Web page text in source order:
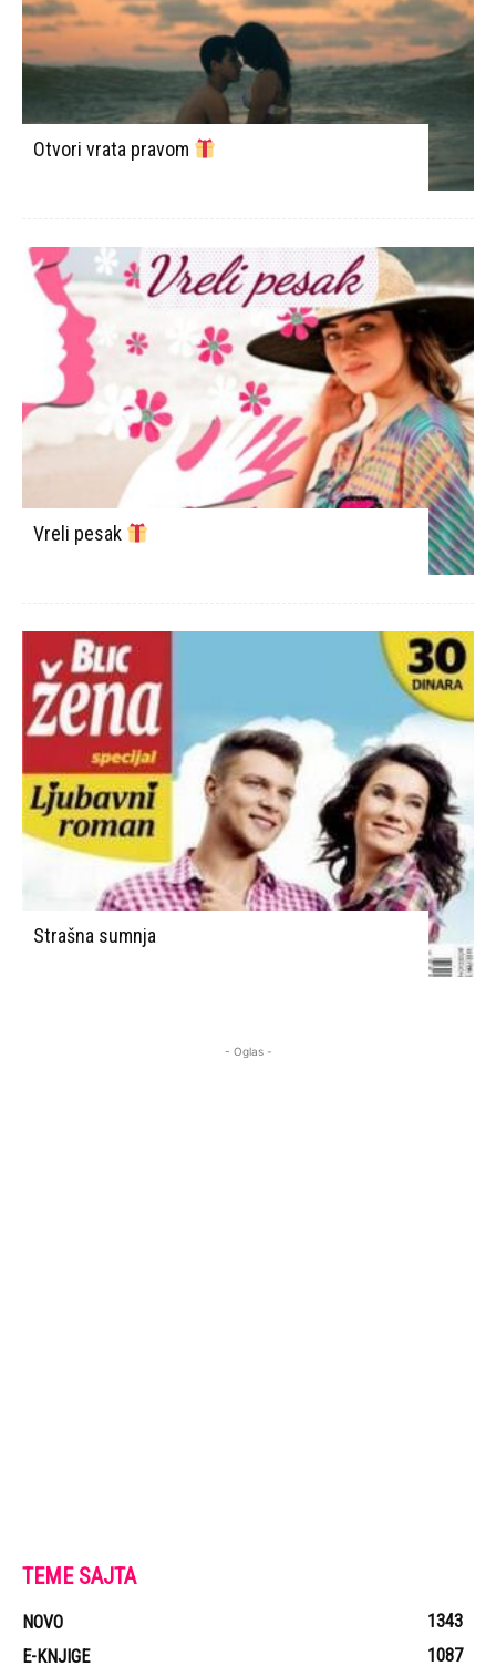
Otvori vrata pravom
Vreli pesak
Strašna sumnja
- Oglas -
TEME SAJTA
NOVO
1343
E-KNJIGE
1087